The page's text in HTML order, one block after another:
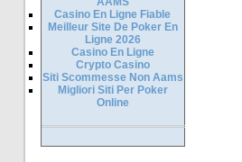
Casino En Ligne Fiable
Meilleur Site De Poker En
Ligne 2026
Casino En Ligne
Crypto Casino
Siti Scommesse Non Aams
Migliori Siti Per Poker
Online